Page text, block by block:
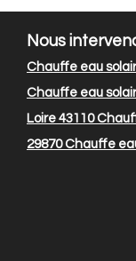
Nous
Chauffe eau
Chauffe eau
Loire 43110
29870Chauffe